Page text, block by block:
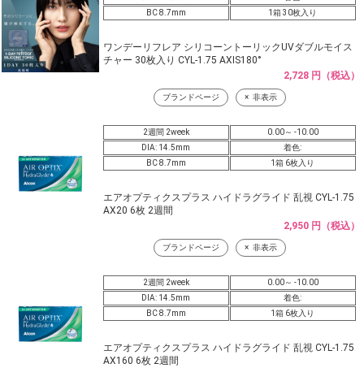
BC 8.7mm
1箱 30枚入り
ワンデーリフレア シリコーントーリックUVダブルモイス
チャー 30枚入り CYL-1.75 AXIS180°
2,728 円（税込）
ブランドページ 非表示
2週間 2week
0.00～ -10.00
DIA: 14.5mm
着色:
BC 8.7mm
1箱 6枚入り
エアオプティクスプラス ハイドラグライド 乱視 CYL-1.75
AX20 6枚 2週間
2,950 円（税込）
ブランドページ 非表示
2週間 2week
0.00～ -10.00
DIA: 14.5mm
着色:
BC 8.7mm
1箱 6枚入り
エアオプティクスプラス ハイドラグライド 乱視 CYL-1.75
AX160 6枚 2週間